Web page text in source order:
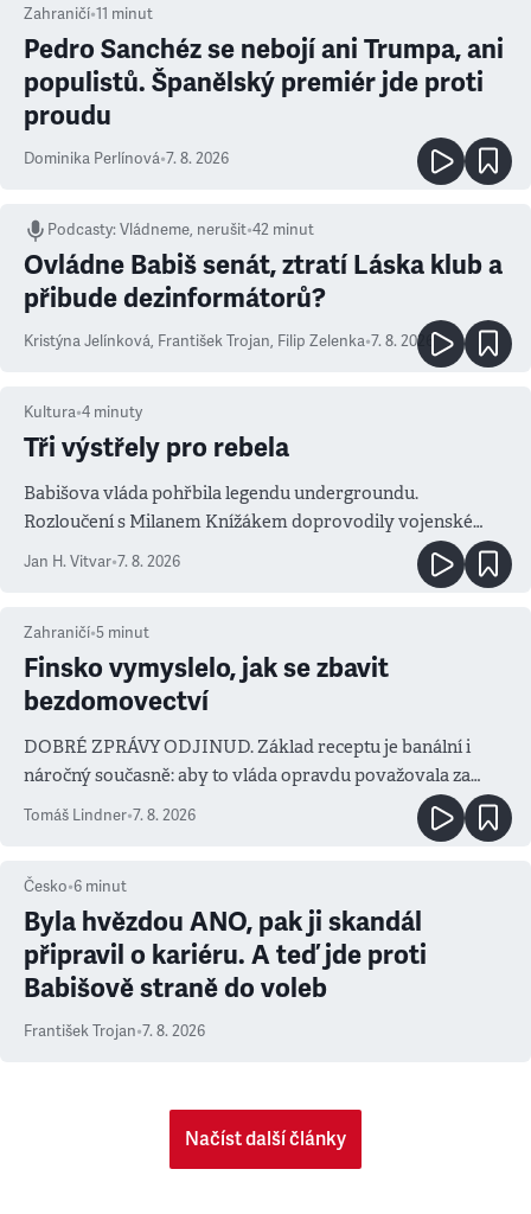
Zahraničí•11 minut
Pedro Sanchéz se nebojí ani Trumpa, ani
populistů. Španělský premiér jde proti
proudu
Dominika Perlínová•7. 8. 2026
Podcasty:Vládneme, nerušit•42 minut
Ovládne Babiš senát, ztratí Láska klub a
přibude dezinformátorů?
Kristýna Jelínková, František Trojan, Filip Zelenka•7. 8. 2026
Kultura•4 minuty
Tři výstřely pro rebela
Babišova vláda pohřbila legendu undergroundu.
Rozloučení s Milanem Knížákem doprovodily vojenské
Jan H. Vitvar•7. 8. 2026
Zahraničí•5 minut
Finsko vymyslelo, jak se zbavit
bezdomovectví
DOBRÉ ZPRÁVY ODJINUD. Základ receptu je banální i
náročný současně: aby to vláda opravdu považovala za
Tomáš Lindner•7. 8. 2026
Česko•6 minut
Byla hvězdou ANO, pak ji skandál
připravil o kariéru. A teď jde proti
Babišově straně do voleb
František Trojan•7. 8. 2026
Načíst další články